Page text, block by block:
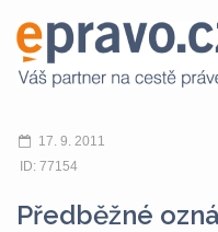
17. 9. 2011
ID: 77154
Předběžné